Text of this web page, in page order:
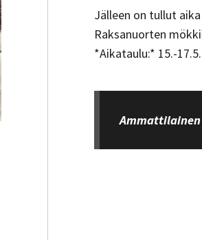
Jälleen on tullut
Raksanuorten
*Aikataulu:* 15.-